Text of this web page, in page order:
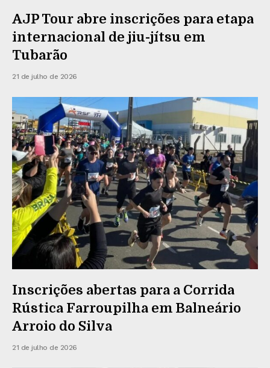
AJP Tour abre inscrições para etapa
internacional de jiu-jítsu em
Tubarão
21 de julho de 2026
Inscrições abertas para a Corrida
Rústica Farroupilha em Balneário
Arroio do Silva
21 de julho de 2026